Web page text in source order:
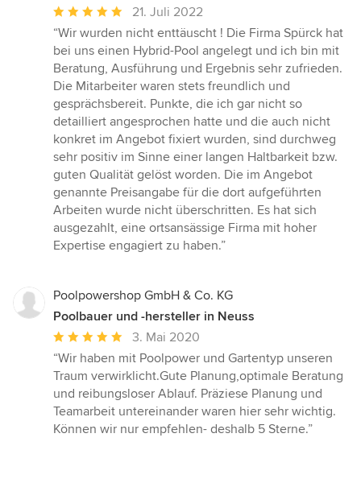
Durchschnittliche
Bewertung:
5
von
5
Sternen
21. Juli 2022
“Wir wurden nicht enttäuscht ! Die Firma Spürck hat
bei uns einen Hybrid-Pool angelegt und ich bin mit
Beratung, Ausführung und Ergebnis sehr zufrieden.
Die Mitarbeiter waren stets freundlich und
gesprächsbereit. Punkte, die ich gar nicht so
detailliert angesprochen hatte und die auch nicht
konkret im Angebot fixiert wurden, sind durchweg
sehr positiv im Sinne einer langen Haltbarkeit bzw.
guten Qualität gelöst worden. Die im Angebot
genannte Preisangabe für die dort aufgeführten
Arbeiten wurde nicht überschritten. Es hat sich
ausgezahlt, eine ortsansässige Firma mit hoher
Expertise engagiert zu haben.”
Poolpowershop GmbH & Co. KG
Poolbauer und -hersteller in Neuss
Durchschnittliche
Bewertung:
5
von
5
Sternen
3. Mai 2020
“Wir haben mit Poolpower und Gartentyp unseren
Traum verwirklicht.Gute Planung,optimale Beratung
und reibungsloser Ablauf. Präziese Planung und
Teamarbeit untereinander waren hier sehr wichtig.
Können wir nur empfehlen- deshalb 5 Sterne.”